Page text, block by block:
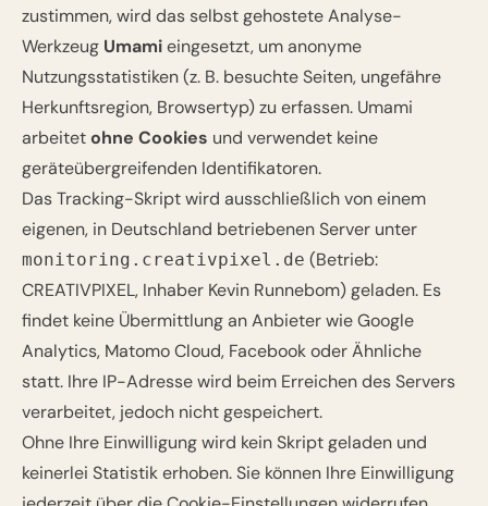
zustimmen, wird das selbst gehostete Analyse-
Werkzeug Umamieingesetzt, um anonyme
Nutzungsstatistiken (z. B. besuchte Seiten, ungefähre
Herkunftsregion, Browsertyp) zu erfassen. Umami
arbeitetohne Cookies und verwendet keine
geräteübergreifenden Identifikatoren.
Das Tracking-Skript wird ausschließlich von einem
eigenen, in Deutschland betriebenen Server unter
monitoring.creativpixel.de (Betrieb:
CREATIVPIXEL, Inhaber Kevin Runnebom) geladen. Es
findet keine Übermittlung an Anbieter wie Google
Analytics, Matomo Cloud, Facebook oder Ähnliche
statt. Ihre IP-Adresse wird beim Erreichen des Servers
verarbeitet, jedoch nicht gespeichert.
Ohne Ihre Einwilligung wird kein Skript geladen und
keinerlei Statistik erhoben. Sie können Ihre Einwilligung